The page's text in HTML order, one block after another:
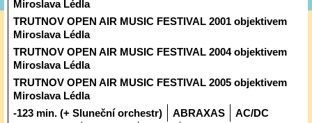
Miroslava Lédla
TRUTNOV OPEN AIR MUSIC FESTIVAL 2001 objektivem
Miroslava Lédla
TRUTNOV OPEN AIR MUSIC FESTIVAL 2004 objektivem
Miroslava Lédla
TRUTNOV OPEN AIR MUSIC FESTIVAL 2005 objektivem
Miroslava Lédla
-123 min. (+ Sluneční orchestr)
ABRAXAS
AC/DC